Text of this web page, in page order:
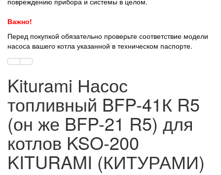
Важно!
Перед покупкой обязательно проверьте соответствие модели
насоса вашего котла указанной в техническом паспорте.
Kiturami Насос
топливный BFP-41К R5
(он же BFP-21 R5) для
котлов KSO-200
KITURAMI (КИТУРАМИ)